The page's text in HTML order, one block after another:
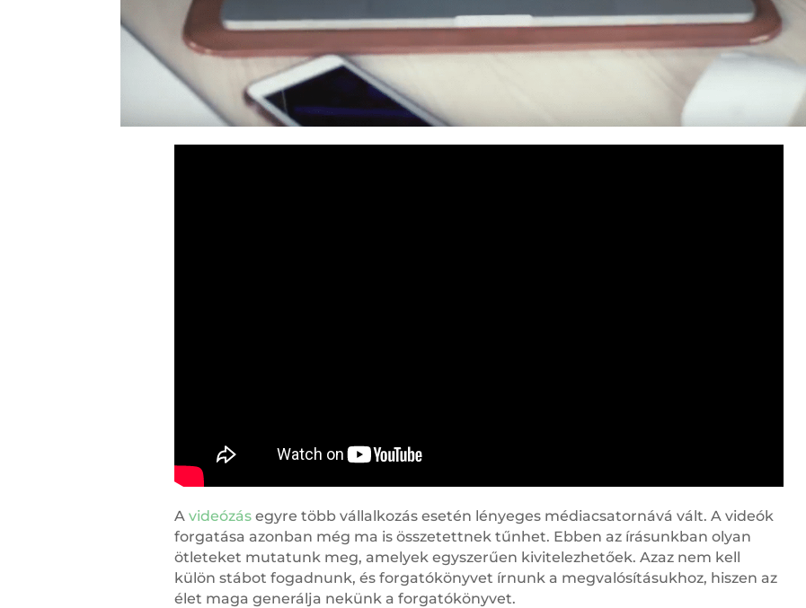
Avideózás egyre több vállalkozás esetén lényeges médiacsatornává vált. A videók
forgatása azonban még ma is összetettnek tűnhet. Ebben az írásunkban olyan
ötleteket mutatunk meg, amelyek egyszerűen kivitelezhetőek. Azaz nem kell
külön stábot fogadnunk, és forgatókönyvet írnunk a megvalósításukhoz, hiszen az
élet maga generálja nekünk a forgatókönyvet.